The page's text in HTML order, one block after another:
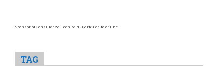
Sponsor of Consulenza Tecnica di Parte Perito online
TAG